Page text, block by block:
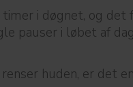
i døgnet, og
pauser i løbet af
huden, er det